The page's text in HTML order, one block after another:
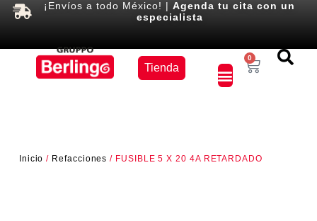
¡Envíos a todo México! |Agenda tu cita con un
especialista
Tienda
0
Inicio / Refacciones / FUSIBLE 5 X 20 4A RETARDADO